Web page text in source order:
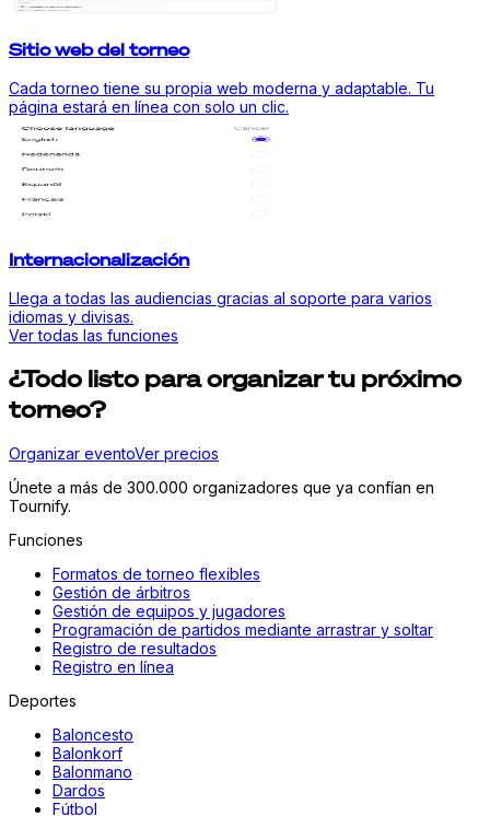
Sitio web del torneo
Cada torneo tiene su propia web moderna y adaptable. Tu
página estará en línea con solo un clic.
Internacionalización
Llega a todas las audiencias gracias al soporte para varios
idiomas y divisas.
Ver todas las funciones
¿Todo listo para organizar tu próximo
torneo?
Organizar eventoVer precios
Únete a más de 300.000 organizadores que ya confían en
Tournify.
Funciones
Formatos de torneo flexibles
Gestión de árbitros
Gestión de equipos y jugadores
Programación de partidos mediante arrastrar y soltar
Registro de resultados
Registro en línea
Deportes
Baloncesto
Balonkorf
Balonmano
Dardos
Fútbol